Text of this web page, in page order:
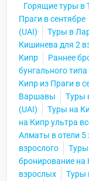
Горящие туры в
Праги в сентябре
(UAI)
Туры в
Кишинева для 2
Кипр
Раннее
бунгального
Кипр из Праги в
Варшавы
Туры
(UAI)
Туры на
на Кипр ультра
Алматы в отели 5
взрослого
Туры
бронирование на
взрослых
Туры